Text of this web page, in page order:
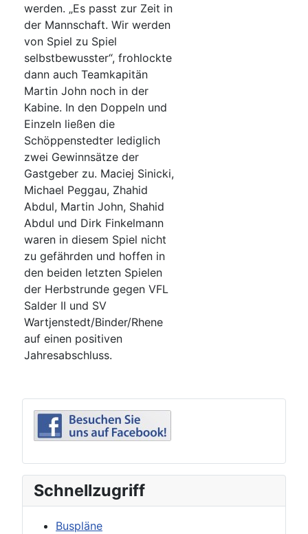
werden. „Es passt zur Zeit in
der Mannschaft. Wir werden
von Spiel zu Spiel
selbstbewusster“, frohlockte
dann auch Teamkapitän
Martin John noch in der
Kabine. In den Doppeln und
Einzeln ließen die
Schöppenstedter lediglich
zwei Gewinnsätze der
Gastgeber zu. Maciej Sinicki,
Michael Peggau, Zhahid
Abdul, Martin John, Shahid
Abdul und Dirk Finkelmann
waren in diesem Spiel nicht
zu gefährden und hoffen in
den beiden letzten Spielen
der Herbstrunde gegen VFL
Salder II und SV
Wartjenstedt/Binder/Rhene
auf einen positiven
Jahresabschluss.
Schnellzugriff
Buspläne